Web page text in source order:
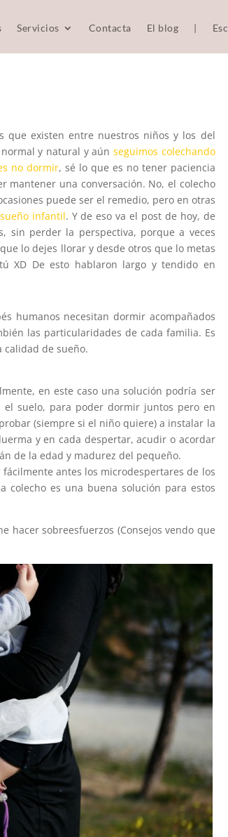
Servicios Contacta El blog |
que existen entre nuestros niños y los del
y natural y aún seguimos colechando
no dormir, sé lo que es no tener paciencia
mantener una conversación. No, el colecho
puede ser el remedio, pero en otras
infantil. Y de eso va el post de hoy, de
sin perder la perspectiva, porque a veces
lo dejes llorar y desde otros que lo metas
XD De esto hablaron largo y tendido en
humanos necesitan dormir acompañados
las particularidades de cada familia. Es
calidad de sueño.
en este caso una solución podría ser
suelo, para poder dormir juntos pero en
(siempre si el niño quiere) a instalar la
y en cada despertar, acudir o acordar
de la edad y madurez del pequeño.
antes los microdespertares de los
colecho es una buena solución para estos
hacer sobreesfuerzos (Consejos vendo que